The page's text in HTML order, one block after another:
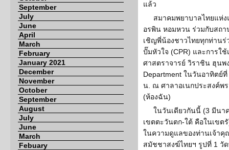
September
July
June
April
March
February
January 2021
December
November
October
September
August
July
June
March
Febuary
แล้ว
สมาคมพยาบาลไทยแห่
อรพิน หอมหวน ร่วมกับสถ
เชิญพี่น้องชาวไทยทุกท่านร่
ปั๊มหัวใจ (CPR) และการใ
ศาสตราจารย์ วิราชิน ฮุนพ
Department ในวันอาทิตย์
น. ณ ศาลาอเนกประสงค์พ
(ห้องฉัน)
ในวันเดียวกันนี้ (3 มีนา
เขตตะวันตก-ใต้ คือในเขต
ในความดูแลของท่านเจ้าคุ
สมัชชาสงฆ์ไทยฯ รูปที่ 1 วั